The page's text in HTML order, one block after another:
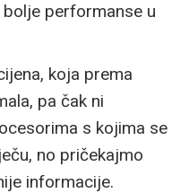
performanse u
koja prema
pa čak ni
s kojima se
no pričekajmo
informacije.